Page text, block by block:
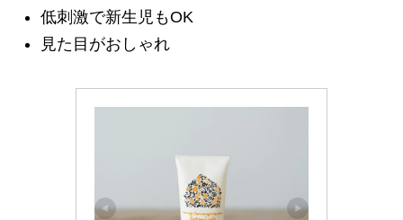
低刺激で新生児もOK
見た目がおしゃれ